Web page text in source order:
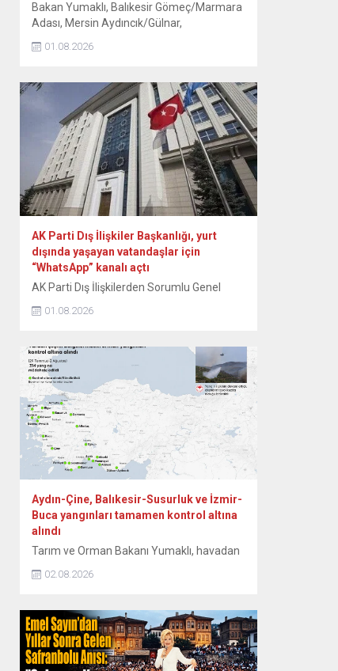
Bakan Yumaklı, Balıkesir Gömeç/Marmara
Adası, Mersin Aydıncık/Gülnar,
Kocaeli/Dilovası orman yangınlarının
kontrol altına alındığını bildirdi. Aydın’ın Çine
ilçesinde ormanlık alanda 30 Temmuz’da
başlayan yangına havadan ve karadan
müdahale 3. gününde sürüyor. Kavşıt
mevkisindeki ormanlık alanda devam eden
yangına ekipler, gece boyunca müdahale...
01.08.2026
AK Parti Dış İlişkiler Başkanlığı, yurt
dışında yaşayan vatandaşlar için
“WhatsApp” kanalı açtı
AK Parti Dış İlişkilerden Sorumlu Genel
dışında yaşayan vatandaşlara yönelik
ulaştırılması amacıyla “WhatsApp” kanalı
açtıklarını duyurdu. Sırakaya, sosyal medya
hesabından yaptığı açıklamada,
WhatsApp’ın toplu mesajlaşma
uygulamalarına ilişkin koşulları nedeniyle
hesabına getirilen sınırlandırma sonrasında
yeni bir iletişim kanalını devreye aldıklarını
bildirdi....
01.08.2026
Aydın-Çine, Balıkesir-Susurluk ve İzmir-
Buca yangınları tamamen kontrol altına
alındı
Tarım ve Orman Bakanı Yumaklı, havadan
ve karadan yürütülen etkili mücadeleler
sonucunda, Aydın’ın Çine, Balıkesir’in
yangınların tamamen kontrol altına
alındığını bildirdi. Yumaklı, NSosyal
hesabından, orman yangınlarındaki son
duruma ilişkin paylaşım yaptı. Havadan ve
02.08.2026